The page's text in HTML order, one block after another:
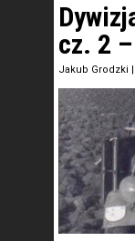
cz. 2
Jakub Grodzki |